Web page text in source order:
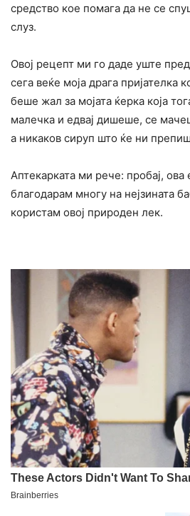
средство кое помага да не се
слуз.
Овој рецепт ми го даде уште
сега веќе моја драга пријателка
беше жал за мојата ќерка која
малечка и едвај дишеше, се
а никаков сируп што ќе ни
Аптекарката ми рече: пробај, ова
благодарам многу на нејзината
користам овој природен лек.